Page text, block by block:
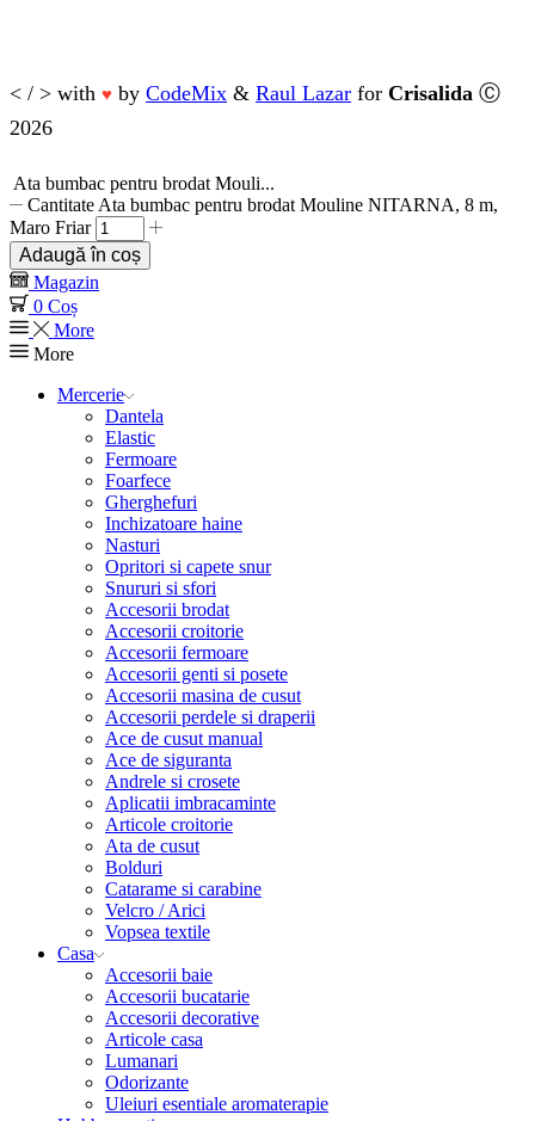
< / > with ♥ by CodeMix & Raul Lazar for Crisalida Ⓒ
2026
Ata bumbac pentru brodat Mouli...
Cantitate Ata bumbac pentru brodat Mouline NITARNA, 8 m,
Maro Friar
Adaugă în coș
Magazin
0 Coș
More
More
Mercerie
Dantela
Elastic
Fermoare
Foarfece
Gherghefuri
Inchizatoare haine
Nasturi
Opritori si capete snur
Snururi si sfori
Accesorii brodat
Accesorii croitorie
Accesorii fermoare
Accesorii genti si posete
Accesorii masina de cusut
Accesorii perdele si draperii
Ace de cusut manual
Ace de siguranta
Andrele si crosete
Aplicatii imbracaminte
Articole croitorie
Ata de cusut
Bolduri
Catarame si carabine
Velcro / Arici
Vopsea textile
Casa
Accesorii baie
Accesorii bucatarie
Accesorii decorative
Articole casa
Lumanari
Odorizante
Uleiuri esentiale aromaterapie